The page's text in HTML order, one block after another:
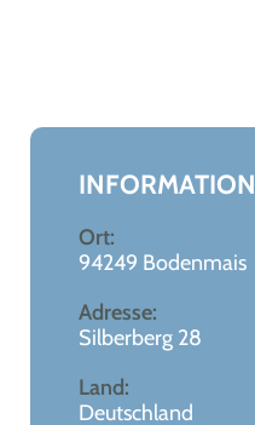
INFORMATION
Ort:
94249 Bodenmais
Adresse:
Silberberg 28
Land:
Deutschland